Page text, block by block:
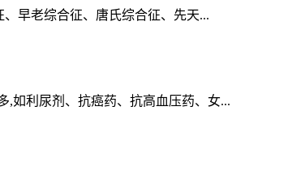
早老综合征、唐氏综合征、先天...
,如利尿剂、抗癌药、抗高血压药、女...